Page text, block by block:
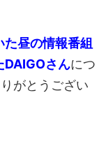
昼の情報番組
DAIGOさんにつ
がとうござい